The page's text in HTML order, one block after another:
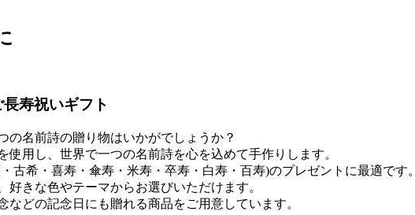
寿祝いギフト
の名前詩の贈り物はいかがでしょうか？
用し、世界で一つの名前詩を心を込めて手作りします。
古希・喜寿・傘寿・米寿・卒寿・白寿・百寿)のプレゼントに最適です。
きな色やテーマからお選びいただけます。
どの記念日にも贈れる商品をご用意しています。